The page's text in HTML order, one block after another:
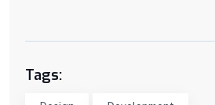
Tags: